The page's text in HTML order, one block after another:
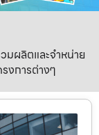
มผลิตและจำหน่าย
งการต่างๆ